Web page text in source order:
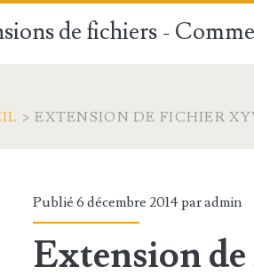
de fichiers -
> EXTENSION DE FICHIER
Publié 6 décembre 2014 paradmin
Extension